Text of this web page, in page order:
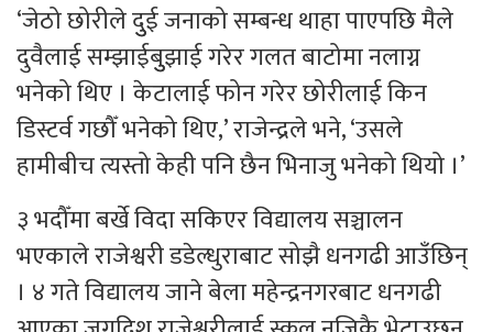
‘जेठो छोरीले दुुई जनाको सम्बन्ध थाहा पाएपछि मैले
दुवैलाई सम्झाईबुुझाई गरेर गलत बाटोमा नलाग्न
भनेको थिए । केटालाई फोन गरेर छोरीलाई किन
डिस्टर्व गछौँ भनेको थिए,’ राजेन्द्रले भने, ‘उसले
हामीबीच त्यस्तो केही पनि छैन भिनाजु भनेको थियो ।’
३ भदौँमा बर्खे विदा सकिएर विद्यालय सञ्चालन
भएकाले राजेश्वरी डडेल्धुराबाट सोझै धनगढी आउँछिन्
। ४ गते विद्यालय जाने बेला महेन्द्रनगरबाट धनगढी